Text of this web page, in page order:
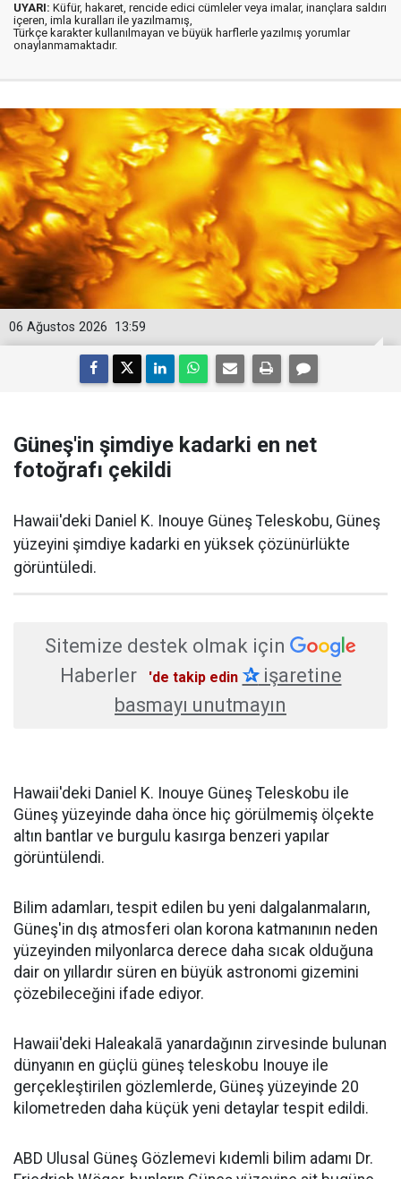
UYARI: Küfür, hakaret, rencide edici cümleler veya imalar, inançlara saldırı
içeren, imla kuralları ile yazılmamış,
Türkçe karakter kullanılmayan ve büyük harflerle yazılmış yorumlar
onaylanmamaktadır.
13:59
06 Ağustos 2026
Güneş'in şimdiye kadarki en net
fotoğrafı çekildi
Hawaii'deki Daniel K. Inouye Güneş Teleskobu, Güneş
yüzeyini şimdiye kadarki en yüksek çözünürlükte
görüntüledi.
Sitemize destek olmak için
Haberler
'de takip edin ✰işaretine
basmayı unutmayın
Hawaii'deki Daniel K. Inouye Güneş Teleskobu ile
Güneş yüzeyinde daha önce hiç görülmemiş ölçekte
altın bantlar ve burgulu kasırga benzeri yapılar
görüntülendi.
Bilim adamları, tespit edilen bu yeni dalgalanmaların,
Güneş'in dış atmosferi olan korona katmanının neden
yüzeyinden milyonlarca derece daha sıcak olduğuna
dair on yıllardır süren en büyük astronomi gizemini
çözebileceğini ifade ediyor.
Hawaii'deki Haleakalā yanardağının zirvesinde bulunan
dünyanın en güçlü güneş teleskobu Inouye ile
gerçekleştirilen gözlemlerde, Güneş yüzeyinde 20
kilometreden daha küçük yeni detaylar tespit edildi.
ABD Ulusal Güneş Gözlemevi kıdemli bilim adamı Dr.